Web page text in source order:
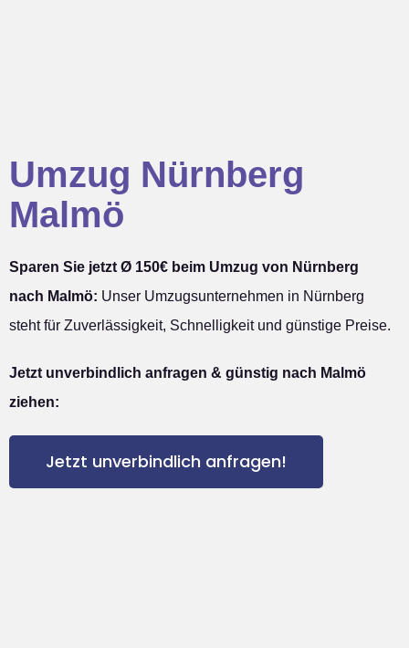
Umzug Nürnberg
Malmö
Sparen Sie jetzt Ø 150€ beim Umzug von Nürnberg
nach Malmö: Unser Umzugsunternehmen in Nürnberg
steht für Zuverlässigkeit, Schnelligkeit und günstige Preise.
Jetzt unverbindlich anfragen & günstig nach Malmö
ziehen:
Jetzt unverbindlich anfragen!